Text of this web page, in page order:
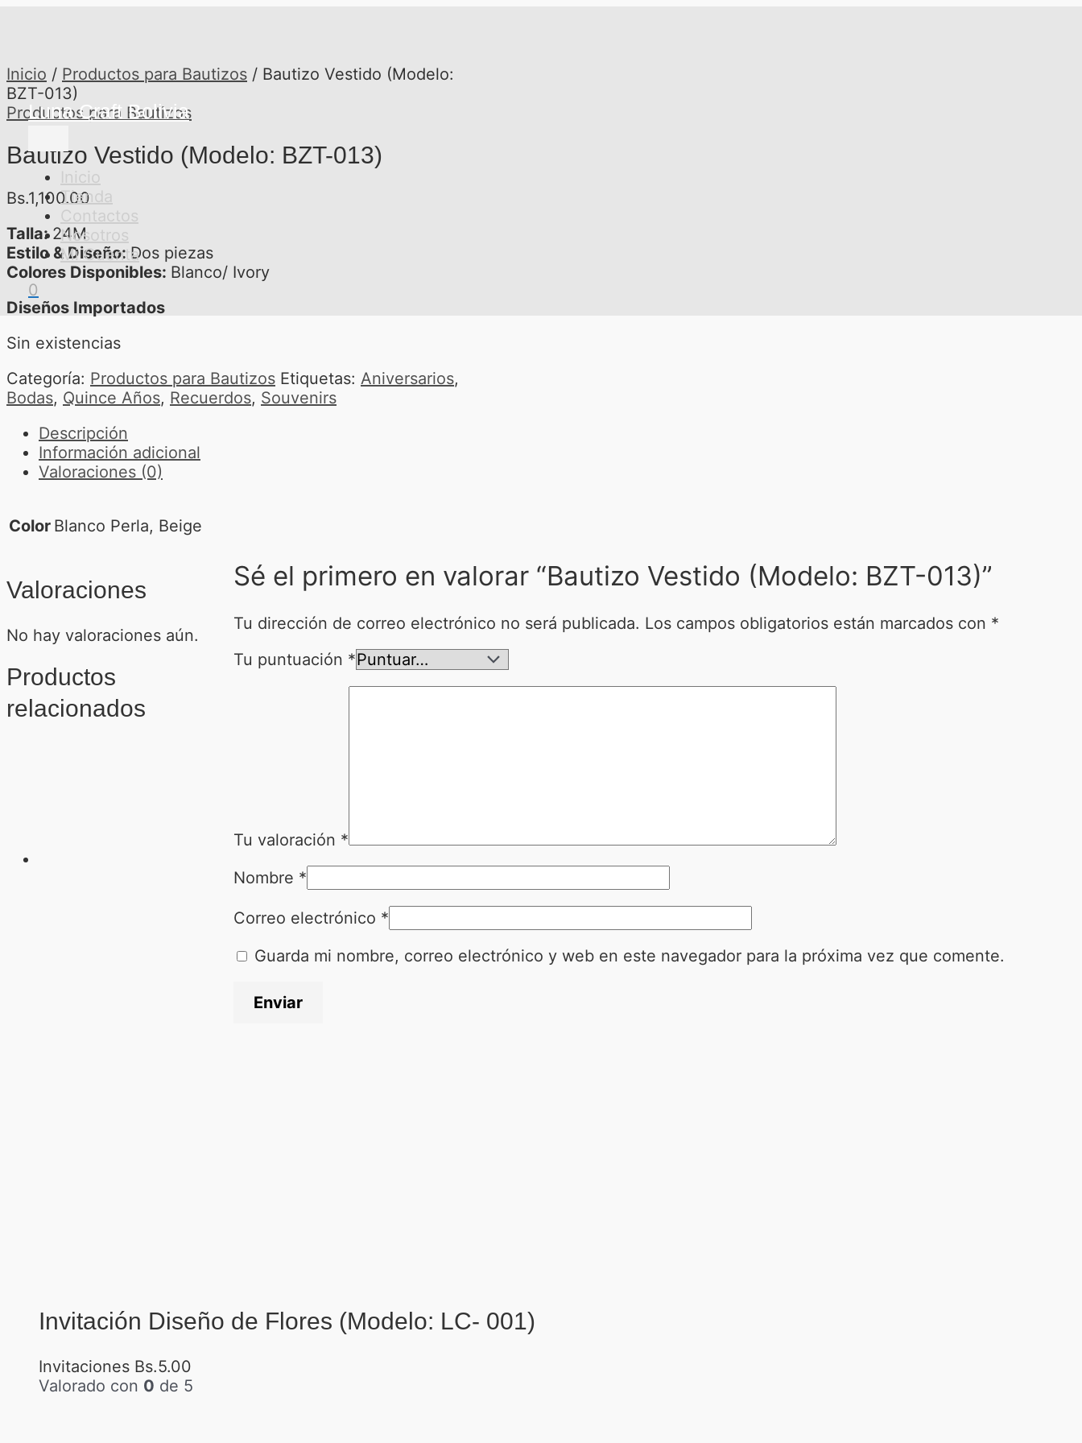
Luna Craft Bolivia
Inicio
Tienda
Contactos
Nosotros
Mi Cuenta
0
Inicio / Productos para Bautizos / Bautizo Vestido (Modelo:
BZT-013)
Productos para Bautizos
Bautizo Vestido (Modelo: BZT-013)
Bs.1,100.00
Talla:24M
Estilo & Diseño:Dos piezas
Colores Disponibles: Blanco/ Ivory
Diseños Importados
Sin existencias
Categoría: Productos para Bautizos Etiquetas: Aniversarios,
Bodas, Quince Años, Recuerdos, Souvenirs
Descripción
Información adicional
Valoraciones (0)
Color Blanco Perla, Beige
Valoraciones
No hay valoraciones aún.
Sé el primero en valorar “Bautizo Vestido (Modelo: BZT-013)”
Tu dirección de correo electrónico no será publicada. Los campos obligatorios están marcados con *
Tu puntuación *
Tu valoración *
Nombre *
Correo electrónico *
Guarda mi nombre, correo electrónico y web en este navegador para la próxima vez que comente.
Productos
relacionados
Invitación Diseño de Flores (Modelo: LC- 001)
Invitaciones Bs.5.00
Valorado con 0 de 5